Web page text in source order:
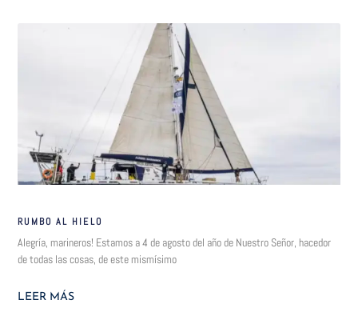
RUMBO AL HIELO
Alegría, marineros! Estamos a 4 de agosto del año de Nuestro Señor, hacedor
de todas las cosas, de este mismísimo
LEER MÁS